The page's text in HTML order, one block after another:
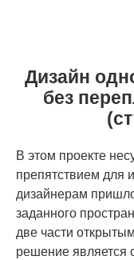
Дизайн
без
В этом проекте
препятствием для
дизайнерам
заданного
две части
решение является